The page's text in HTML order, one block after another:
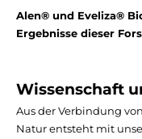
Alen® und Eveliza®
Ergebnisse dieser
Wissenschaft
Aus der Verbindung
Natur entsteht mit